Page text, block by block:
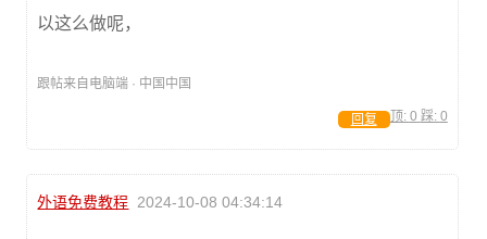
以这么做呢，
跟帖来自电脑端 · 中国中国
顶: 0 踩: 0
回复
外语免费教程 2024-10-08 04:34:14